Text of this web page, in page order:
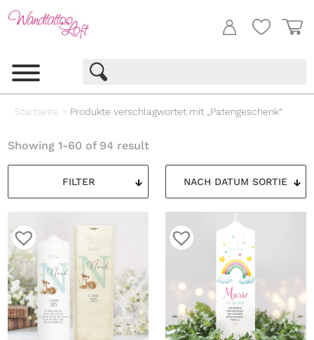
Startseite > Produkte verschlagwortet mit „Patengeschenk“
FILTER
Showing 1-60 of 94 result